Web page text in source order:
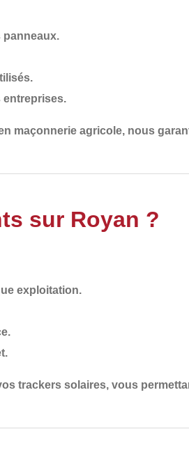
panneaux.
entreprises.
maçonnerie agricole, nous
sur Royan ?
exploitation.
trackers solaires, vous